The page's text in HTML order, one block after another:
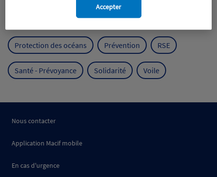
Protection de l'environnement
Protection des océans Prévention RSE
Santé - Prévoyance Solidarité Voile
Nous contacter
Application Macif mobile
En cas d'urgence
Accepter